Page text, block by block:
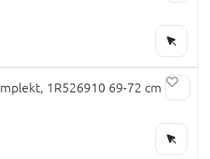
1R526910 69-72 cm